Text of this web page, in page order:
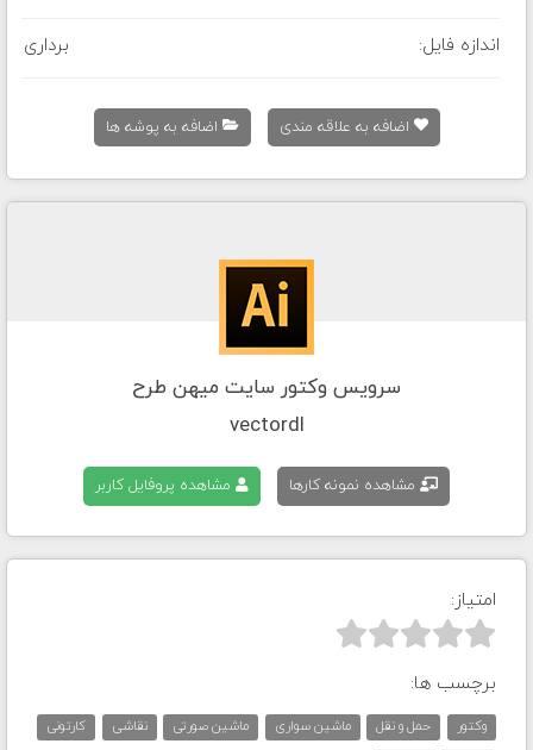
اندازه فایل: برداری
اضافه به علاقه مندی اضافه به پوشه ها
سرویس وکتور سایت میهن طرح
vectordl
مشاهده نمونه کارها مشاهده پروفایل کاربر
امتیاز:



برچسب ها:
وکتور حمل و نقل ماشین سواری ماشین صورتی نقاشی
کارتونی